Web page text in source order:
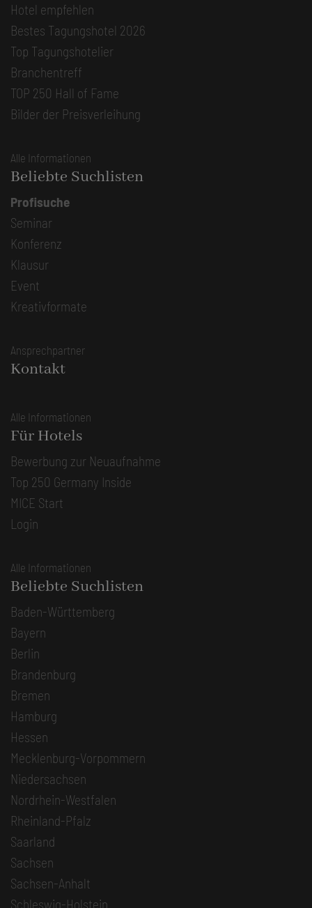
Hotel empfehlen
Bestes Tagungshotel 2026
Top Tagungshotelier
Branchentreff
TOP 250 Hall of Fame
Bilder der Preisverleihung
Alle Informationen
Beliebte Suchlisten
Profisuche
Seminar
Konferenz
Klausur
Event
Kreativformate
Ansprechpartner
Kontakt
Alle Informationen
Für Hotels
Bewerbung zur Neuaufnahme
Top 250 Germany Inside
MICE Start
Login
Alle Informationen
Beliebte Suchlisten
Baden-Württemberg
Bayern
Berlin
Brandenburg
Bremen
Hamburg
Hessen
Mecklenburg-Vorpommern
Niedersachsen
Nordrhein-Westfalen
Rheinland-Pfalz
Saarland
Sachsen
Sachsen-Anhalt
Schleswig-Holstein